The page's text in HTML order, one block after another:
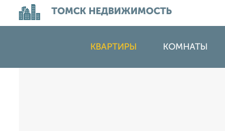
ТОМСК НЕДВИЖИМОСТЬ
КВАРТИРЫ КОМНАТЫ